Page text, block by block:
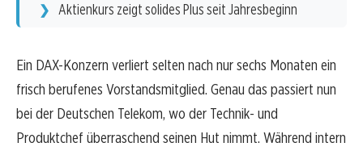
Aktienkurs zeigt solides Plus seit Jahresbeginn
Ein DAX-Konzern verliert selten nach nur sechs Monaten ein
frisch berufenes Vorstandsmitglied. Genau das passiert nun
bei der Deutschen Telekom, wo der Technik- und
Produktchef überraschend seinen Hut nimmt. Während intern